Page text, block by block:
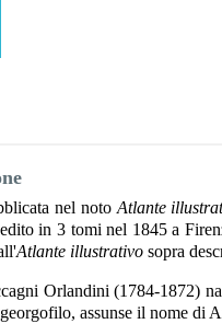
nel noto Atlante
in 3 tomi nel 1845 a
Atlante illustrativo sopra
Orlandini (1784-1872)
assunse il nome di